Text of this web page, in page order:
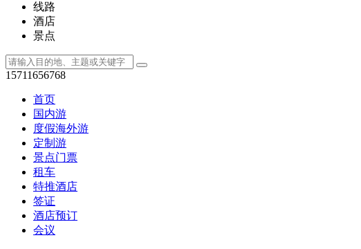
线路
酒店
景点
15711656768
首页
国内游
度假海外游
定制游
景点门票
租车
特推酒店
签证
酒店预订
会议